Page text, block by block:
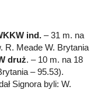
ind. – 31 m. na
R. Meade W. Brytania
druż. – 10 m. na 18
– 95.53).
Signora byli: W.